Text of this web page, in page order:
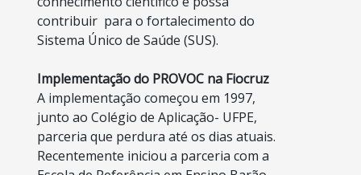
contribuir para o fortalecimento do
Sistema Único de Saúde (SUS).
Implementação do PROVOC na Fiocruz
A implementação começou em 1997,
junto ao Colégio de Aplicação- UFPE,
parceria que perdura até os dias atuais.
Recentemente iniciou a parceria com a